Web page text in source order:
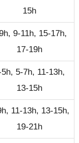
15h
9-11h, 15-17h,
17-19h
5-7h, 11-13h,
13-15h
11-13h, 13-15h,
19-21h